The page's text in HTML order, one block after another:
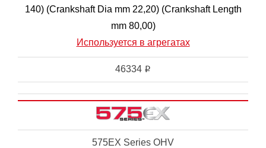
140) (Crankshaft Dia mm 22,20) (Crankshaft Length
mm 80,00)
Используется в агрегатах
46334 i
575EX Series OHV